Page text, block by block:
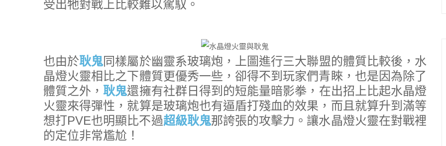
受出牠對戰上比較難以駕馭。
也由於耿鬼同樣屬於幽靈系玻璃炮，上圖進行三大聯盟的體質比較後，水
晶燈火靈相比之下體質更優秀一些，卻得不到玩家們青睞，也是因為除了
體質之外， 耿鬼還擁有社群日得到的短能量暗影拳，在出招上比起水晶燈
火靈來得彈性，就算是玻璃炮也有逼盾打殘血的效果，而且就算升到滿等
想打PVE也明顯比不過超級耿鬼那誇張的攻擊力。讓水晶燈火靈在對戰裡
的定位非常尷尬！